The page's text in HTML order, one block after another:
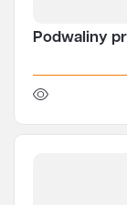
Podwaliny